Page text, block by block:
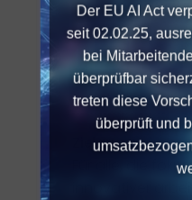
Diese
Zielgruppe
Für alle, die
Der EU AI Act
seit 02.02.25,
bei
überprüfbar
treten diese
überprüft und